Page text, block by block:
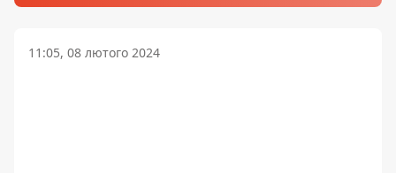
11:05, 08 лютого 2024